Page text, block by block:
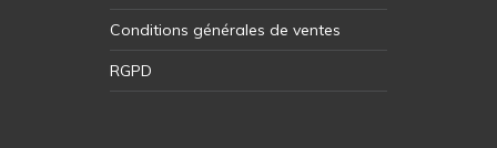
Conditions générales de ventes
RGPD